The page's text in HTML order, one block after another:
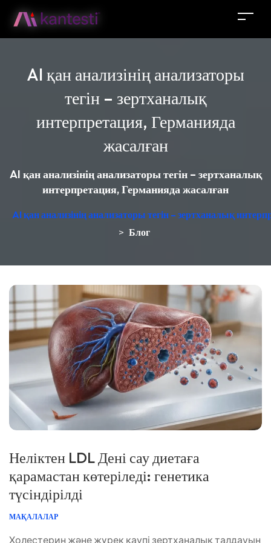
AI қан анализінің анализаторы
тегін – зертханалық
интерпретация, Германияда
жасалған
AI қан анализінің анализаторы тегін – зертханалық
интерпретация, Германияда жасалған
AI қан анализінің анализаторы тегін – зертханалық
> Блог
Неліктен LDL Дені сау диетаға
қарамастан көтеріледі: генетика
түсіндірілді
МАҚАЛАЛАР